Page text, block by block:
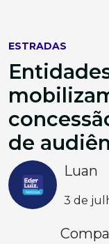
ESTRADAS
de
Luan
3 de